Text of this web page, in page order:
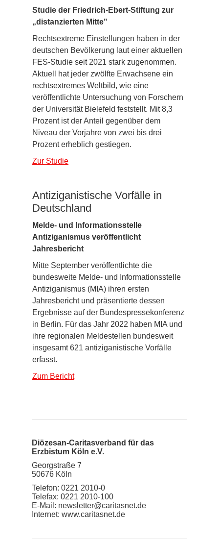
Studie der Friedrich-Ebert-Stiftung zur
„distanzierten Mitte"
Rechtsextreme Einstellungen haben in der
deutschen Bevölkerung laut einer aktuellen
FES-Studie seit 2021 stark zugenommen.
Aktuell hat jeder zwölfte Erwachsene ein
rechtsextremes Weltbild, wie eine
veröffentlichte Untersuchung von Forschern
der Universität Bielefeld feststellt. Mit 8,3
Prozent ist der Anteil gegenüber dem
Niveau der Vorjahre von zwei bis drei
Prozent erheblich gestiegen.
Zur Studie
Antiziganistische Vorfälle in
Deutschland
Melde- und Informationsstelle
Antiziganismus veröffentlicht
Jahresbericht
Mitte September veröffentlichte die
bundesweite Melde- und Informationsstelle
Antiziganismus (MIA) ihren ersten
Jahresbericht und präsentierte dessen
Ergebnisse auf der Bundespressekonferenz
in Berlin. Für das Jahr 2022 haben MIA und
ihre regionalen Meldestellen bundesweit
insgesamt 621 antiziganistische Vorfälle
erfasst.
Zum Bericht
Diözesan-Caritasverband für das
Erzbistum Köln e.V.
Georgstraße 7
50676 Köln
Telefon: 0221 2010-0
Telefax: 0221 2010-100
E-Mail: newsletter@caritasnet.de
Internet: www.caritasnet.de